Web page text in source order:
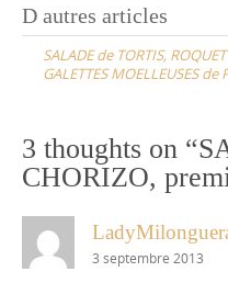
Post
navigation
D autres articles
SALADE de TORTIS,
GALETTES MOELLEUSES de
3 thoughts on “
CHORIZO,
3 septembre 2013